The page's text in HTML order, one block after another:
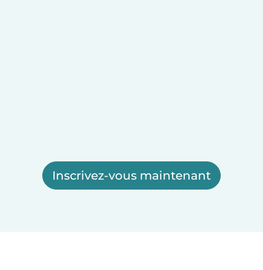
Inscrivez-vous maintenant